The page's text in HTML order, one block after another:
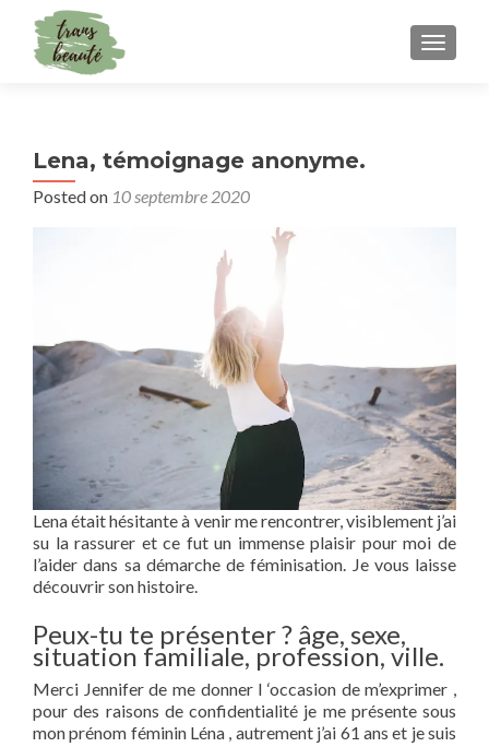
Lena, témoignage anonyme.
Posted on 10 septembre 2020
Lena était hésitante à venir me rencontrer, visiblement j’ai
su la rassurer et ce fut un immense plaisir pour moi de
l’aider dans sa démarche de féminisation. Je vous laisse
découvrir son histoire.
Peux-tu te présenter ? âge, sexe,
situation familiale, profession, ville.
Merci Jennifer de me donner l ‘occasion de m’exprimer ,
pour des raisons de confidentialité je me présente sous
mon prénom féminin Léna , autrement j’ai 61 ans et je suis